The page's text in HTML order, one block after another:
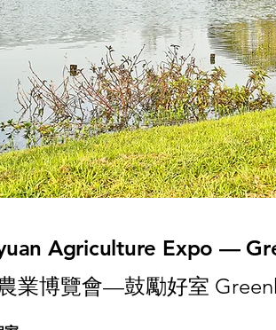
Agriculture Expo —
業博覽會—鼓勵好室